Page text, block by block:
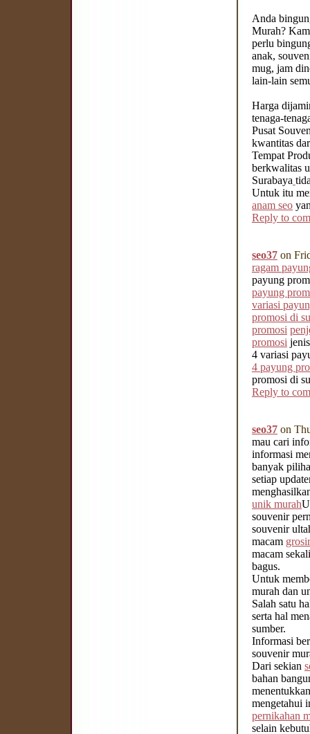
Anda
Murah?
perlu
anak,
mug, jam
lain-lain
Harga
tenaga-
Pusat
kwantitas
Tempat
berkwalitas
Surabaya
Untuk itu
anam seo
Reply to
seo37 on
ragam
payung
payung
variasi
promosi di
promosi
promosi
4 variasi
4 payung
promosi di
Reply to
seo37 on
mau cari
informasi
banyak
setiap
unik murah
souvenir
souvenir
macam
macam
bagus.
Untuk
murah dan
Salah satu
serta hal
sumber.
Informasi
souvenir
Dari sekian
bahan
mengetahui
pernikahan
selain